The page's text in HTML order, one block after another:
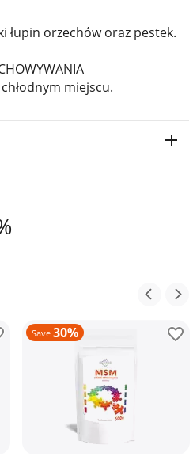
łupin orzechów oraz pestek.
miejscu.
Save 30%